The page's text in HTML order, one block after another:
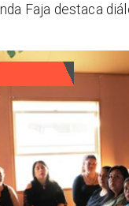
Faja destaca